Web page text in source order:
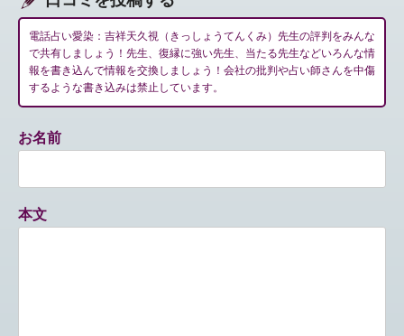
電話占い愛染：吉祥天久視（きっしょうてんくみ）先生の評判をみんな
で共有しましょう！先生、復縁に強い先生、当たる先生などいろんな情
報を書き込んで情報を交換しましょう！会社の批判や占い師さんを中傷
するような書き込みは禁止しています。
お名前
本文